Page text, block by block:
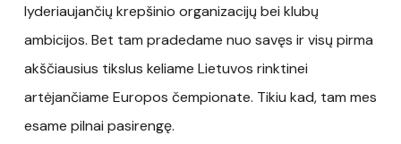
lyderiaujančių krepšinio organizacijų bei klubų
ambicijos. Bet tam pradedame nuo savęs ir visų pirma
akščiausius tikslus keliame Lietuvos rinktinei
artėjančiame Europos čempionate. Tikiu kad, tam mes
esame pilnai pasirengę.